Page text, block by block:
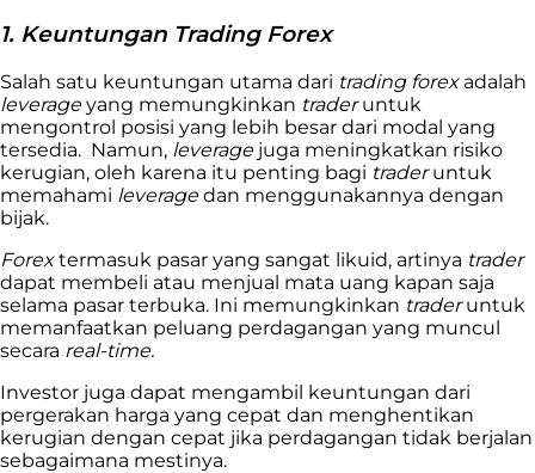
1. Keuntungan Trading Forex
Salah satu keuntungan utama dari trading forexadalah
leverageyang memungkinkan traderuntuk
mengontrol posisi yang lebih besar dari modal yang
tersedia. Namun, leveragejuga meningkatkan risiko
kerugian, oleh karena itu penting bagi traderuntuk
memahami leveragedan menggunakannya dengan
bijak.
Forextermasuk pasar yang sangat likuid, artinya trader
dapat membeli atau menjual mata uang kapan saja
selama pasar terbuka. Ini memungkinkan traderuntuk
memanfaatkan peluang perdagangan yang muncul
secara real-time.
Investor juga dapat mengambil keuntungan dari
pergerakan harga yang cepat dan menghentikan
kerugian dengan cepat jika perdagangan tidak berjalan
sebagaimana mestinya.